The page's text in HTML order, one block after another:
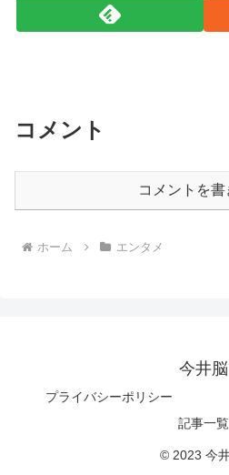
コメント
コメントを書
ホーム エンタメ
今井脳
プライバシーポリシー
記事一覧
© 2023 今